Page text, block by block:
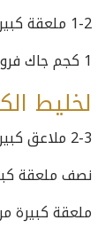
1-2 ملعقة كبيرة زيت الخردل
1 كجم جاك فروت
لخليط
2-3 ملاعق كبيرة زيت الخردل
نصف ملعقة
ملعقة كبيرة